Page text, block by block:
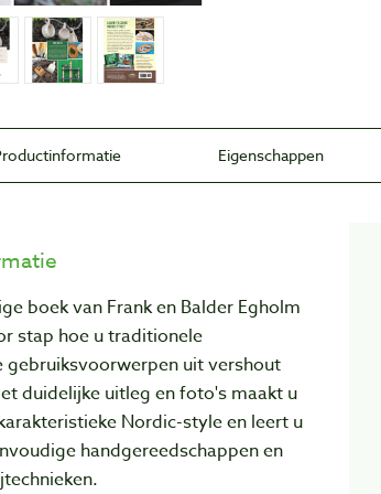
Eigenschappen
boek van Frank en Balder Egholm
stap hoe u traditionele
gebruiksvoorwerpen uit vershout
duidelijke uitleg en foto's maakt u
Nordic-style en leert u
handgereedschappen en